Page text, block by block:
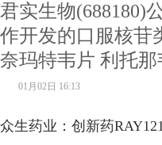
期临床研究
君实生物(688180)
作开发的口服核苷
奈玛特韦片 利托
01月02日 16:13
众生药业：创新药